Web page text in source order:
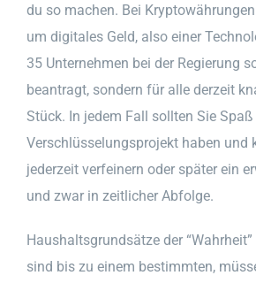
du so machen. Bei
um digitales Geld, also einer
35 Unternehmen bei der Regierung
beantragt, sondern für alle derzeit
Stück. In jedem Fall sollten Sie
Verschlüsselungsprojekt haben und
jederzeit verfeinern oder später ein
und zwar in zeitlicher Abfolge.
Haushaltsgrundsätze der “Wahrheit”
sind bis zu einem bestimmten,